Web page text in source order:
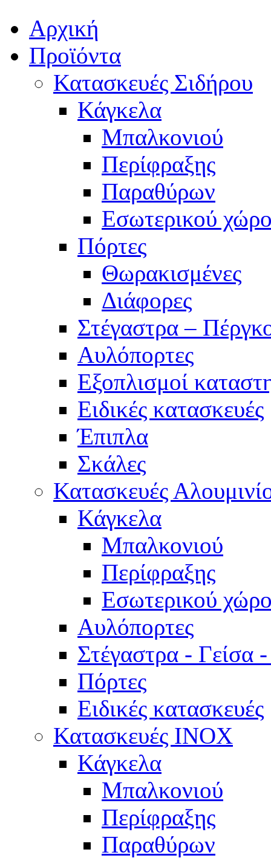
Αρχική
Προϊόντα
Κατασκευές Σιδήρου
Κάγκελα
Μπαλκονιού
Περίφραξης
Παραθύρων
Εσωτερικού
Πόρτες
Θωρακισμένες
Διάφορες
Στέγαστρα –
Αυλόπορτες
Εξοπλισμοί
Ειδικές κατασκευές
Έπιπλα
Σκάλες
Κατασκευές
Κάγκελα
Μπαλκονιού
Περίφραξης
Εσωτερικού
Αυλόπορτες
Στέγαστρα - Γείσα
Πόρτες
Ειδικές κατασκευές
Κατασκευές INOX
Κάγκελα
Μπαλκονιού
Περίφραξης
Παραθύρων